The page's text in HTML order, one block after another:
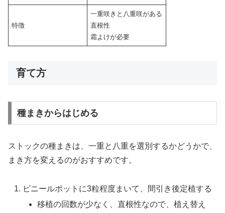
特徴
一重咲きと八重咲がある
直根性
霜よけが必要
育て方
種まきからはじめる
ストックの種まきは、一重と八重を選別するかどうかで、
まき方を変えるのがおすすめです。
ビニールポットに3粒程度まいて、間引き後定植する
移植の回数が少なく、直根性なので、植え替え